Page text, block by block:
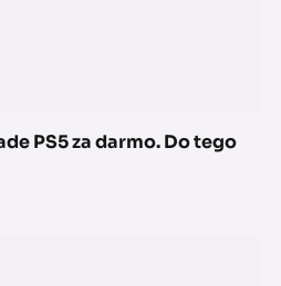
PS5 za darmo. Do tego